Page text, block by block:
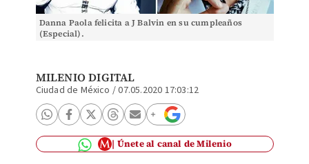
Danna Paola felicita a J Balvin en su cumpleaños
(Especial).
MILENIO DIGITAL
Ciudad de México /07.05.2020 17:03:12
Únete al canal de Milenio